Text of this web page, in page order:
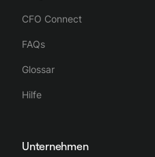
CFO Connect
FAQs
Glossar
Hilfe
Unternehmen